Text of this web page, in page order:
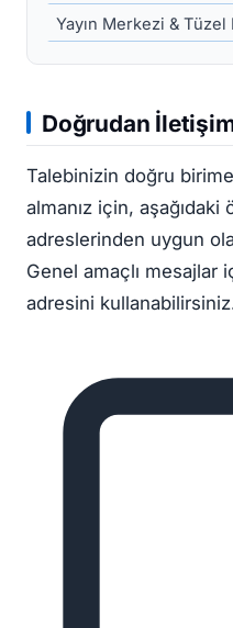
Yayın Merkezi &
Doğrudan
Talebinizin doğru
almanız için,
adreslerinden uygun
Genel amaçlı mesajlar
adresini